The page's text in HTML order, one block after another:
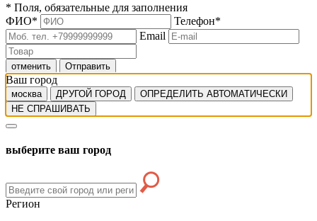
* Поля, обязательные для заполнения
ФИО* Телефон*
Email
отменить Отправить
Ваш город
москва ДРУГОЙ ГОРОД
ОПРЕДЕЛИТЬ АВТОМАТИЧЕСКИ
НЕ СПРАШИВАТЬ
выберите ваш город
Регион